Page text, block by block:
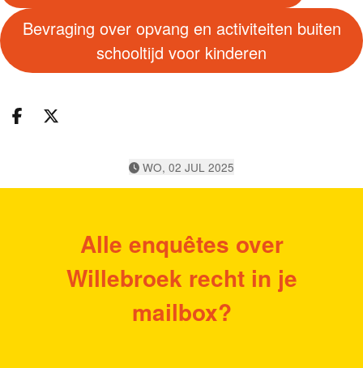
Bevraging over opvang en activiteiten buiten
schooltijd voor kinderen
Deel op facebook
Deel op X
WO, 02 JUL 2025
Alle enquêtes over
Willebroek recht in je
mailbox?